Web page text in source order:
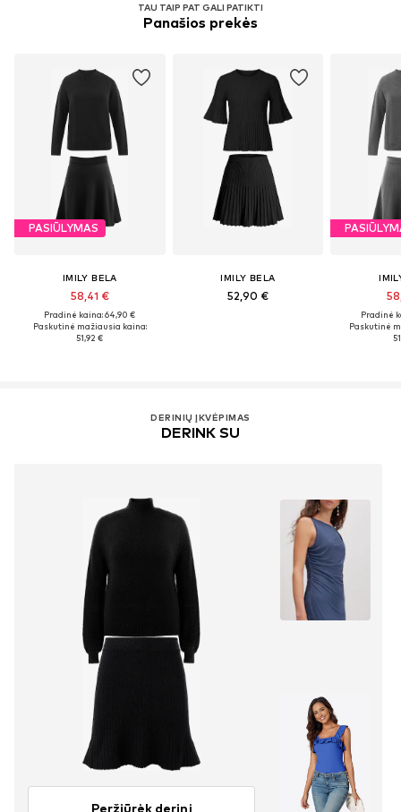
TAU TAIP PAT GALI PATIKTI
Panašios prekės
PASIŪLYMAS
IMILY BELA
58,41 €
Pradinė kaina: 64,90 €
Paskutinė mažiausia kaina:
51,92 €
IMILY BELA
52,90 €
Pradinė
Paskutinė
DERINIŲ ĮKVĖPIMAS
DERINK SU
Peržiūrėk derinį